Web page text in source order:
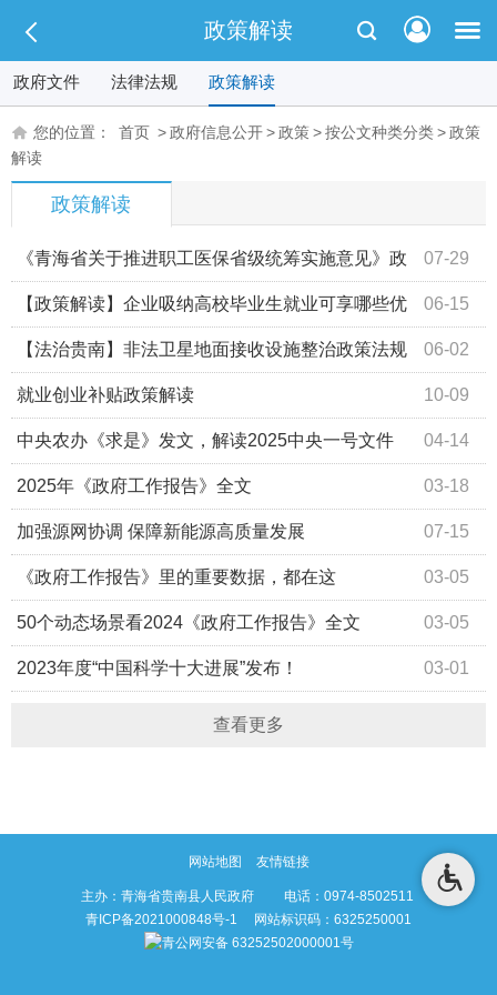
政策解读
政府文件 法律法规 政策解读
您的位置： 首页 >政府信息公开>政策>按公文种类分类>政策
解读
政策解读
07-29
《青海省关于推进职工医保省级统筹实施意见》政
策解读 06-15
【政策解读】企业吸纳高校毕业生就业可享哪些优
惠政策？一图看懂 06-02
【法治贵南】非法卫星地面接收设施整治政策法规
解读 10-09
就业创业补贴政策解读
04-14
中央农办《求是》发文，解读2025中央一号文件
03-18
2025年《政府工作报告》全文
07-15
加强源网协调 保障新能源高质量发展
03-05
《政府工作报告》里的重要数据，都在这
03-05
50个动态场景看2024《政府工作报告》全文
03-01
2023年度“中国科学十大进展”发布！
查看更多
网站地图 友情链接
主办：青海省贵南县人民政府 电话：0974-8502511
青ICP备2021000848号-1 网站标识码：6325250001
青公网安备 63252502000001号